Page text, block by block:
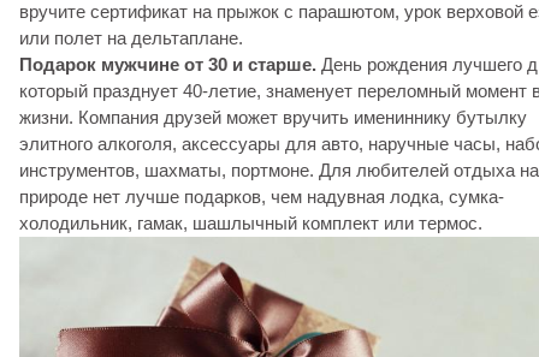
вручите сертификат на прыжок с парашютом, урок верховой
или полет на дельтаплане.
Подарок мужчине от 30 и старше. День рождения лучшего
который празднует 40-летие, знаменует переломный момент
жизни. Компания друзей может вручить имениннику бутылку
элитного алкоголя, аксессуары для авто, наручные часы,
инструментов, шахматы, портмоне. Для любителей отдыха на
природе нет лучше подарков, чем надувная лодка, сумка-
холодильник, гамак, шашлычный комплект или термос.